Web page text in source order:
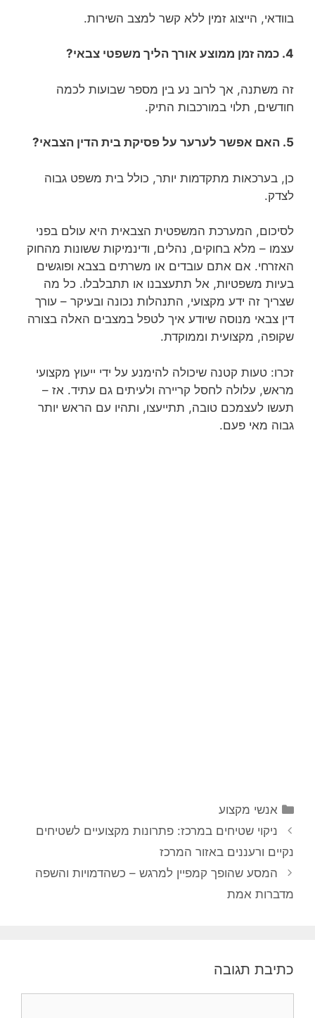
בוודאי, הייצוג זמין ללא קשר למצב השירות.
4. כמה זמן ממוצע אורך הליך משפטי צבאי?
זה משתנה, אך לרוב נע בין מספר שבועות לכמה
חודשים, תלוי במורכבות התיק.
5. האם אפשר לערער על פסיקת בית הדין הצבאי?
כן, בערכאות מתקדמות יותר, כולל בית משפט גבוה
לצדק.
לסיכום, המערכת המשפטית הצבאית היא עולם בפני
עצמו – מלא בחוקים, נהלים, ודינמיקות ששונות מהחוק
האזרחי. אם אתם עובדים או משרתים בצבא ופוגשים
בעיות משפטיות, אל תתעצבנו או תתבלבלו. כל מה
שצריך זה ידע מקצועי, התנהלות נכונה ובעיקר – עורך
דין צבאי מנוסה שיודע איך לטפל במצבים האלה בצורה
שקופה, מקצועית וממוקדת.
זכרו: טעות קטנה שיכולה להימנע על ידי ייעוץ מקצועי
מראש, עלולה לחסל קריירה ולעיתים גם עתיד. אז –
תעשו לעצמכם טובה, תתייעצו, ותהיו עם הראש יותר
גבוה מאי פעם.
קטגוריות
אנשי מקצוע
ניווט
פוסטים
ניקוי שטיחים במרכז: פתרונות מקצועיים לשטיחים
נקיים ורעננים באזור המרכז
המסע שהופך קמפיין למרגש – כשהדמויות והשפה
מדברות אמת
כתיבת תגובה